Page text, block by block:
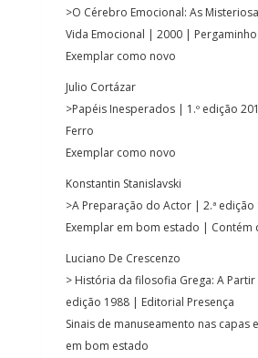
>O Cérebro Emocional: As
Vida Emocional | 2000 | Pergaminho
Exemplar como novo
Julio Cortázar
>Papéis Inesperados | 1.º edição
Ferro
Exemplar como novo
Konstantin Stanislavski
>A Preparação do Actor | 2.ª
Exemplar em bom estado | Contém
Luciano De Crescenzo
> História da filosofia Grega: A
edição 1988 | Editorial Presença
Sinais de manuseamento nas
em bom estado